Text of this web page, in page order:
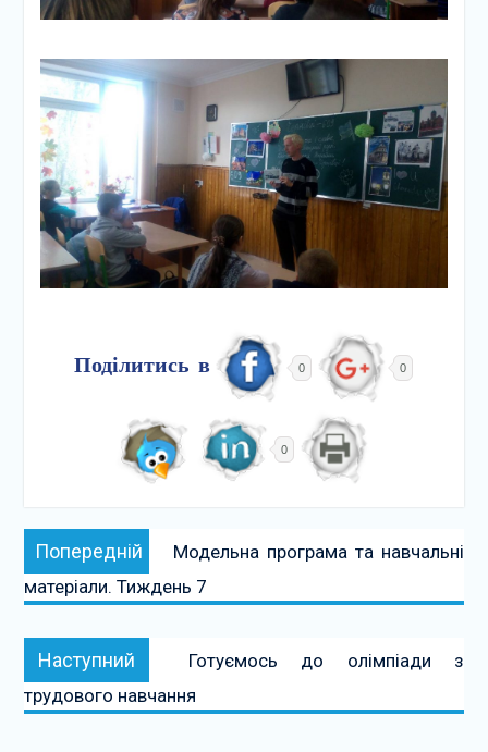
Поділитись в 0 0
0
Навігація
записів
Попередній
Модельна програма та навчальні
матеріали. Тиждень 7
Наступний
Готуємось до олімпіади з
трудового навчання